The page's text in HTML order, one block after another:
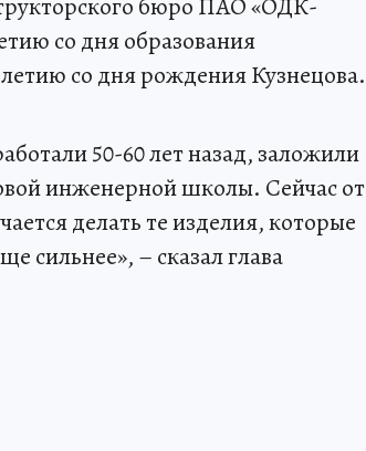
бюро ПАО «ОДК-
со дня образования
со дня рождения Кузнецова.
50-60 лет назад, заложили
инженерной школы. Сейчас от
делать те изделия, которые
сильнее», – сказал глава